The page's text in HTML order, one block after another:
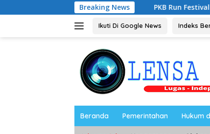
ke
Breaking News
PKB Run Festival 5K Semarakkan
Ikuti Di Google News Indeks
Beranda Pemerintahan Hukum